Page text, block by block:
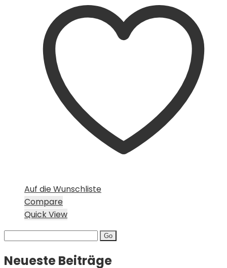
Auf die Wunschliste
Compare
Quick View
Search
Neueste Beiträge